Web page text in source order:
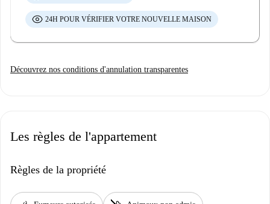
24H POUR VÉRIFIER VOTRE NOUVELLE MAISON
Découvrez nos conditions d'annulation transparentes
Les règles de l'appartement
Règles de la propriété